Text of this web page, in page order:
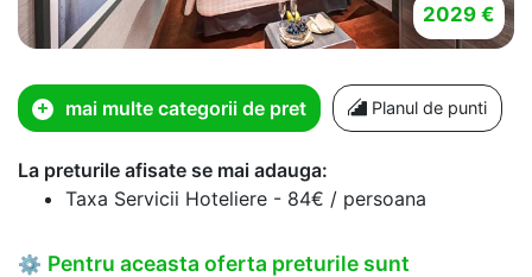
2029 €
mai multe categorii de pret Planul de punti
La preturile afisate se mai adauga:
Taxa Servicii Hoteliere - 84€ / persoana
⚙ Pentru aceasta oferta preturile sunt